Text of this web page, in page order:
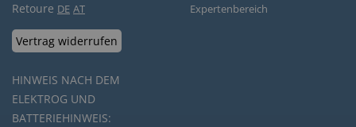
Retoure DE AT
Vertrag widerrufen
HINWEIS NACH DEM
ELEKTROG UND
BATTERIEHINWEIS:
Expertenbereich